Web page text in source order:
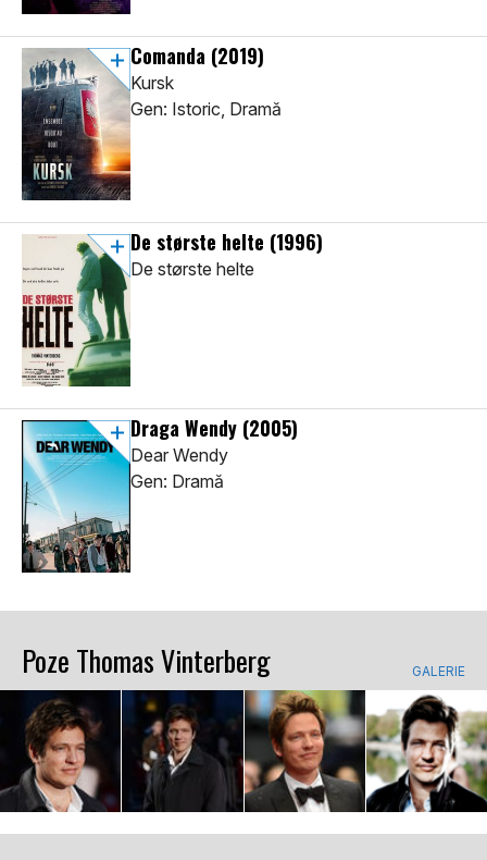
Comanda (2019)
Kursk
Gen: Istoric, Dramă
De største helte (1996)
De største helte
Draga Wendy (2005)
Dear Wendy
Gen: Dramă
Poze Thomas Vinterberg GALERIE